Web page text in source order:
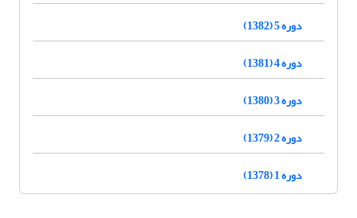
دوره 5 (1382)
دوره 4 (1381)
دوره 3 (1380)
دوره 2 (1379)
دوره 1 (1378)